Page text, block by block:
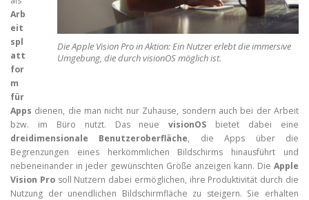
Die Apple Vision Pro in Aktion: Ein Nutzer erlebt die immersive
Umgebung, die durch visionOS möglich ist.
Arb
eit
spl
att
for
m
für
Apps dienen, die man nicht nur Zuhause, sondern auch bei der Arbeit
bzw. im Büro nutzt. Das neuevisionOS bietet dabei eine
dreidimensionale Benutzeroberfläche, die Apps über die
Begrenzungen eines herkömmlichen Bildschirms hinausführt und
nebeneinander in jeder gewünschten Größe anzeigen kann. Die Apple
Vision Prosoll Nutzern dabei ermöglichen, ihre Produktivität durch die
Nutzung der unendlichen Bildschirmfläche zu steigern. Sie erhalten